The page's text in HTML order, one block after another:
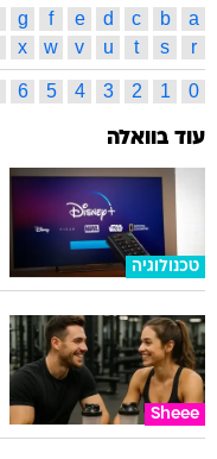
a
b
c
d
e
f
g
r
s
t
u
v
w
x
0
1
2
3
4
5
6
עוד בוואלה
טכנולוגיה
Sheee